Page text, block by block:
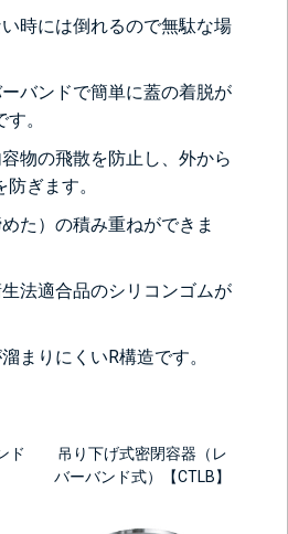
ル計をつけ
ードホルダー
つける
円)
時には倒れるので無駄な場
バンドで簡単に蓋の着脱が
。
物の飛散を防止し、外から
ぎます。
た）の積み重ねができま
法適合品のシリコンゴムが
まりにくいR構造です。
ド
吊り下げ式密閉容器（レ
バーバンド式）【CTLB】